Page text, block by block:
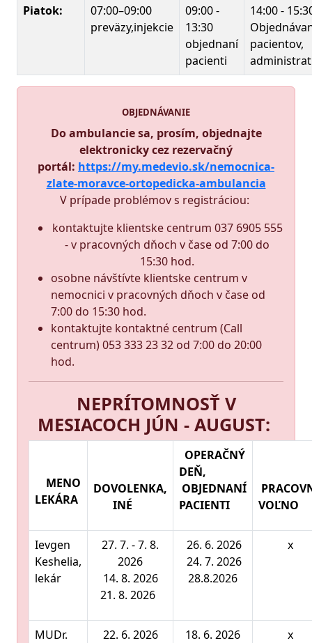
Piatok:
07:00–09:00
preväzy,injekcie
09:00 -
13:30
objednaní
pacienti
14:00 -
pacientov,
OBJEDNÁVANIE
Do ambulancie sa, prosím, objednajte
elektronicky cez rezervačný
portál: https://my.medevio.sk/nemocnica-
zlate-moravce-ortopedicka-ambulancia
V prípade problémov s registráciou:
kontaktujte klientske centrum 037 6905 555
- v pracovných dňoch v čase od 7:00 do
15:30 hod.
osobne návštívte klientske centrum v
nemocnici v pracovných dňoch v čase od
7:00 do 15:30 hod.
kontaktujte kontaktné centrum (Call
centrum) 053 333 23 32 od 7:00 do 20:00
hod.
NEPRÍTOMNOSŤ V
MESIACOCH JÚN - AUGUST:
MENO
LEKÁRA
DOVOLENKA,
INÉ
OPERAČNÝ
DEŇ,
OBJEDNANÍ
PACIENTI
VOĽNO
Ievgen
Keshelia,
lekár
27. 7. - 7. 8.
2026
14. 8. 2026
21. 8. 2026
26. 6. 2026
24. 7. 2026
28.8.2026
x
MUDr.
22. 6. 2026
18. 6. 2026
x